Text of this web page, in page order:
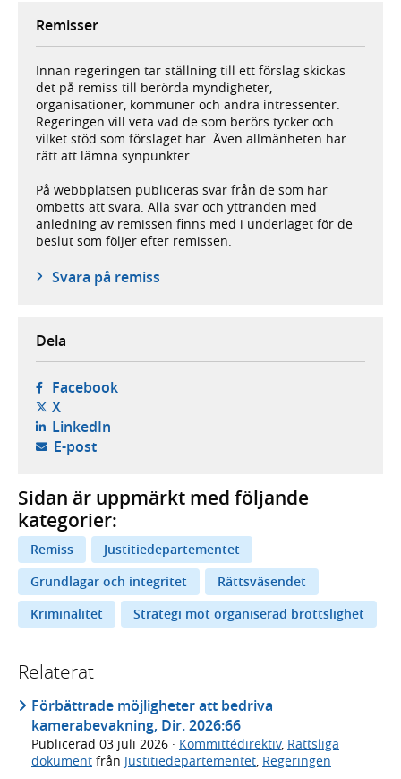
Remisser
Innan regeringen tar ställning till ett förslag skickas
det på remiss till berörda myndigheter,
organisationer, kommuner och andra intressenter.
Regeringen vill veta vad de som berörs tycker och
vilket stöd som förslaget har. Även allmänheten har
rätt att lämna synpunkter.
På webbplatsen publiceras svar från de som har
ombetts att svara. Alla svar och yttranden med
anledning av remissen finns med i underlaget för de
beslut som följer efter remissen.
Svara på remiss
Dela
Facebook- öppnas i ny flik, extern webbplats,
X- öppnas i ny flik, extern webbplats,
LinkedIn- öppnas i ny flik, extern webbplats,
E-post- öppnar din e-postklient,
Sidan är uppmärkt med följande
kategorier:
Remiss
Justitiedepartementet
Grundlagar och integritet
Rättsväsendet
Kriminalitet
Strategi mot organiserad brottslighet
Relaterat
Förbättrade möjligheter att bedriva
kamerabevakning, Dir. 2026:66
Publicerad 03 juli 2026 · Kommittédirektiv, Rättsliga
dokument från Justitiedepartementet Regeringen